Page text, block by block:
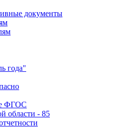
документы
года"
ФГОС
области - 85